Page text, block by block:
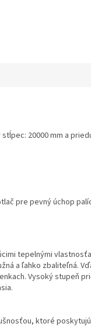
20000 mm a
pre pevný úchop
tepelnými
a ľahko zbaliteľná.
Vysoký stupeň
ktoré